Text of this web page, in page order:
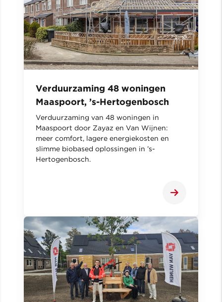
Verduurzaming 48 woningen
Maaspoort, ’s-Hertogenbosch
Verduurzaming van 48 woningen in
Maaspoort door Zayaz en Van Wijnen:
meer comfort, lagere energiekosten en
slimme biobased oplossingen in ’s-
Hertogenbosch.